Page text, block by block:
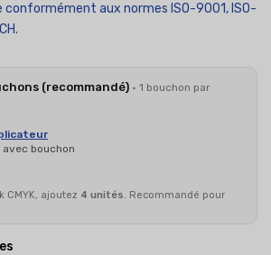
conformément aux normes ISO-9001, ISO-
(recommandé) · 1 bouchon par
bouchon
CMYK, ajoutez 4 unités. Recommandé pour